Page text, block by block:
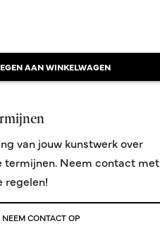
AAN WINKELWAGEN
van jouw kunstwerk over
termijnen. Neem contact met
regelen!
NEEM CONTACT OP